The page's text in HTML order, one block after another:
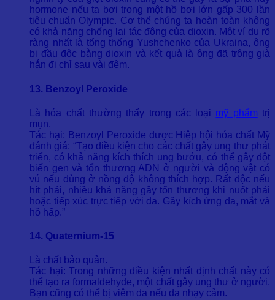
hormone nếu ta bơi trong một hồ bơi lớn gấp 300 lần
tiêu chuẩn Olympic. Cơ thể chúng ta hoàn toàn không
có khả năng chống lại tác động của dioxin. Một ví dụ rõ
ràng nhất là tổng thống Yushchenko của Ukraina, ông
bị đầu độc bằng dioxin và kết quả là ông đã trông già
hẳn đi chỉ sau vài đêm.
13. Benzoyl Peroxide
Là hóa chất thường thấy trong các loại mỹ phẩmtrị
mụn.
Tác hại: Benzoyl Peroxide được Hiệp hội hóa chất Mỹ
đánh giá: “Tạo điều kiện cho các chất gây ung thư phát
triển, có khả năng kích thích ung bướu, có thể gây đột
biến gen và tổn thương ADN ở người và động vật có
vú nếu dùng ở nồng độ không thích hợp. Rất độc nếu
hít phải, nhiều khả năng gây tổn thương khi nuốt phải
hoặc tiếp xúc trực tiếp với da. Gây kích ứng da, mắt và
hô hấp.”
14. Quaternium-15
Là chất bảo quản.
Tác hại: Trong những điều kiện nhất định chất này có
thể tạo ra formaldehyde, một chất gây ung thư ở người.
Bạn cũng có thể bị viêm da nếu da nhạy cảm.